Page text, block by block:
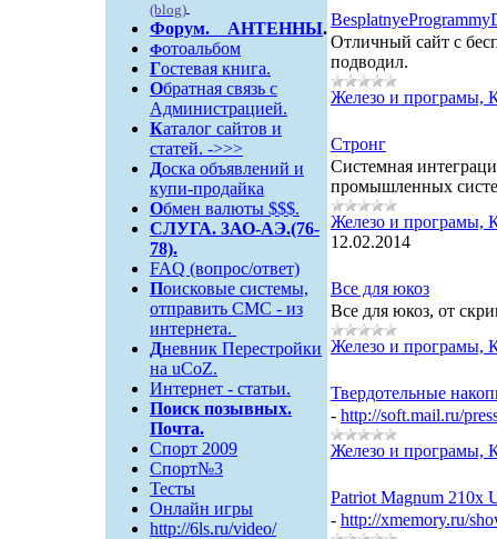
(blog)
Форум. АНТЕННЫ.
Фотоальбом
Гостевая книга.
Обратная связь c
Администрацией.
Каталог сайтов и
статей. ->>>
Доска объявлений и
купи-продайка
Обмен валюты $$$.
СЛУГА. 3АО-АЭ.(76-
78).
FAQ (вопрос/ответ)
Поисковые системы,
отправить СМС - из
интернета.
Дневник Перестройки
на uCoZ.
Интернет - статьи.
Поиск позывных.
Почта.
Спорт 2009
Спорт№3
Тесты
Онлайн игры
http://6ls.ru/video/
Отличный сайт с
подводил.
Железо и програмы,
Стронг
Системная
промышленных
Железо и програмы,
12.02.2014
Все для юкоз
Все для юкоз, от
Железо и програмы,
Твердотельные
- http://soft.mail.ru/
Железо и програмы,
Patriot Magnum 210x
- http://xmemory.ru/